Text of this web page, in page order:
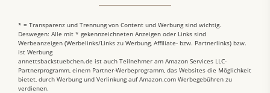
* = Transparenz und Trennung von Content und Werbung sind wichtig.
Deswegen: Alle mit * gekennzeichneten Anzeigen oder Links sind
Werbeanzeigen (Werbelinks/Links zu Werbung, Affiliate- bzw. Partnerlinks) bzw.
ist Werbung
annettsbackstuebchen.de ist auch Teilnehmer am Amazon Services LLC-
Partnerprogramm, einem Partner-Werbeprogramm, das Websites die Möglichkeit
bietet, durch Werbung und Verlinkung auf Amazon.com Werbegebühren zu
verdienen.